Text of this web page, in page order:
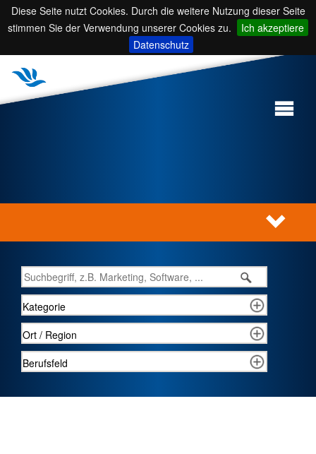
Diese Seite nutzt Cookies. Durch die weitere Nutzung dieser Seite
stimmen Sie der Verwendung unserer Cookies zu.
Ich akzeptiere
Datenschutz